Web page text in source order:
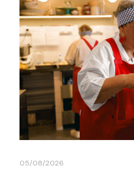
05/08/2026